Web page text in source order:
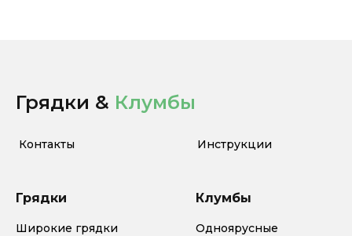
Грядки & Клумбы
Контакты Инструкции
Грядки
Широкие грядки
Клумбы
Одноярусные